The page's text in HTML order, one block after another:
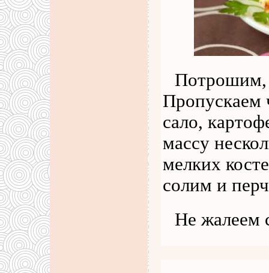
Потрошим,
Пропускаем
сало,
массу
мелких
солим и
Не жалеем